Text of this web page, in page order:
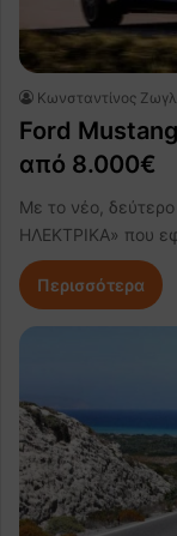
Κωνσταντίνος
Ford
από 8.000€
Με το νέο,
ΗΛΕΚΤΡΙΚΑ» που
Περισσότερα